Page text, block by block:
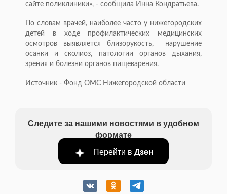
сайте поликлиники», - сообщила Инна Кондратьева.
По словам врачей, наиболее часто у нижегородских
детей в ходе профилактических медицинских
осмотров выявляется близорукость, нарушение
осанки и сколиоз, патологии органов дыхания,
зрения и болезни органов пищеварения.
Источник - Фонд ОМС Нижегородской области
Следите за нашими новостями в удобном
формате
Перейти в Дзен